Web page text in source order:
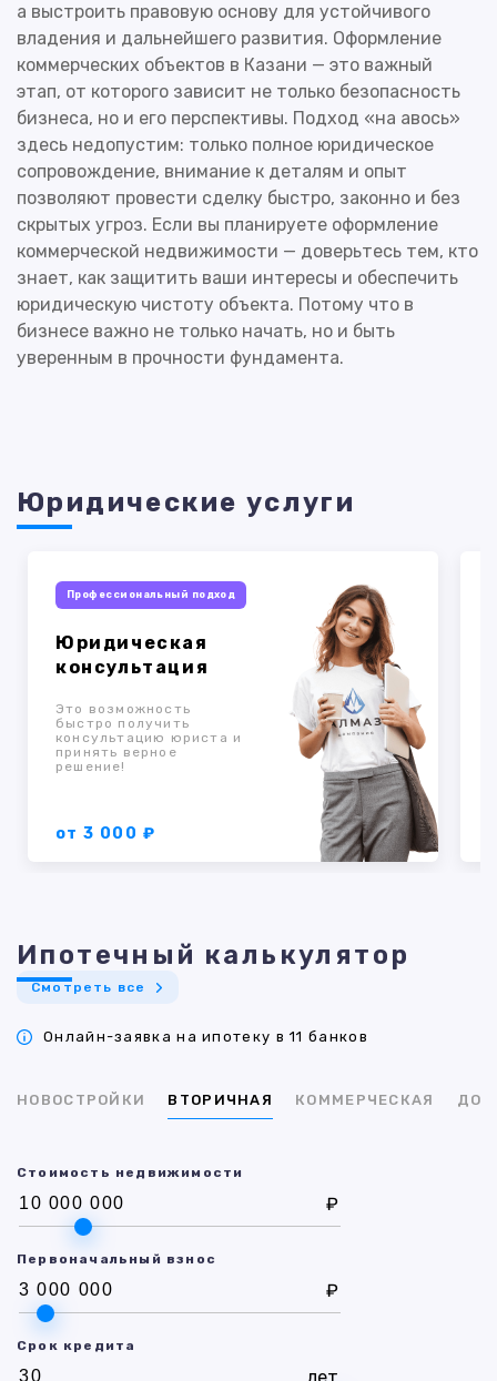
а выстроить правовую основу для устойчивого
владения и дальнейшего развития. Оформление
коммерческих объектов в Казани — это важный
этап, от которого зависит не только безопасность
бизнеса, но и его перспективы. Подход «на авось»
здесь недопустим: только полное юридическое
сопровождение, внимание к деталям и опыт
позволяют провести сделку быстро, законно и без
скрытых угроз. Если вы планируете оформление
коммерческой недвижимости — доверьтесь тем, кто
знает, как защитить ваши интересы и обеспечить
юридическую чистоту объекта. Потому что в
бизнесе важно не только начать, но и быть
уверенным в прочности фундамента.
Юридические услуги
Профессиональный подход
Юридическая
консультация
Это возможность
быстро получить
консультацию юриста и
принять верное
решение!
от 3 000 ₽
Ипотечный калькулятор
Смотреть все
Онлайн-заявка на ипотеку в 11 банков
НОВОСТРОЙКИ ВТОРИЧНАЯ КОММЕРЧЕСКАЯ ДОМ
Стоимость недвижимости
₽
Первоначальный взнос
₽
Срок кредита